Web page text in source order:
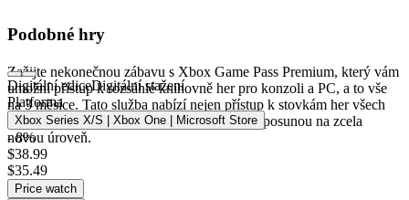
hraní
Zažijte nekonečnou zábavu s Xbox Game Pass Premium, který vám
umožní přístup k rozsáhlé knihovně her pro konzoli a PC, a to vše
na 3 měsíce. Tato služba nabízí nejen přístup k stovkám her všech
žánrů, ale také exkluzivní výhody, které hru posunou na zcela
novou úroveň.
Co Xbox Game Pass Premium nabízí?
Podobné hry
Digitální ediceDigitální stažení
Platforma
Xbox Series X/S | Xbox One | Microsoft Store
- 8%
$38.99
$35.49
Price watch